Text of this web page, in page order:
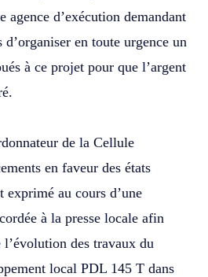
agence d’exécution demandant
en toute urgence un
à ce projet pour que l’argent
de la Cellule
en faveur des états
exprimé au cours d’une
à la presse locale afin
des travaux du
local PDL 145 T dans